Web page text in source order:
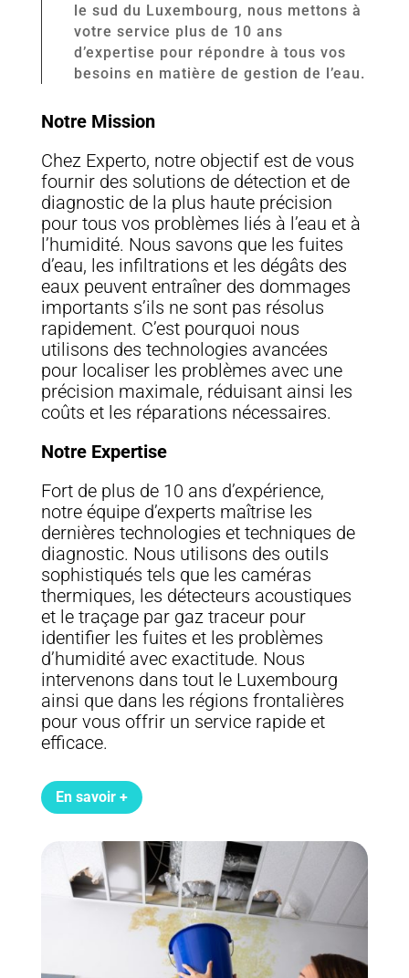
le sud du Luxembourg, nous mettons à
votre service plus de 10 ans
d’expertise pour répondre à tous vos
besoins en matière de gestion de l’eau.
Notre Mission
Chez Experto, notre objectif est de vous
fournir des solutions de détection et de
diagnostic de la plus haute précision
pour tous vos problèmes liés à l’eau et à
l’humidité. Nous savons que les fuites
d’eau, les infiltrations et les dégâts des
eaux peuvent entraîner des dommages
importants s’ils ne sont pas résolus
rapidement. C’est pourquoi nous
utilisons des technologies avancées
pour localiser les problèmes avec une
précision maximale, réduisant ainsi les
coûts et les réparations nécessaires.
Notre Expertise
Fort de plus de 10 ans d’expérience,
notre équipe d’experts maîtrise les
dernières technologies et techniques de
diagnostic. Nous utilisons des outils
sophistiqués tels que les caméras
thermiques, les détecteurs acoustiques
et le traçage par gaz traceur pour
identifier les fuites et les problèmes
d’humidité avec exactitude. Nous
intervenons dans tout le Luxembourg
ainsi que dans les régions frontalières
pour vous offrir un service rapide et
efficace.
En savoir +